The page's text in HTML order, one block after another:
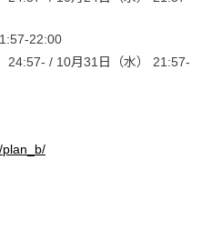
22:00
24:57- / 10月31日（水） 21:57-
plan_b/